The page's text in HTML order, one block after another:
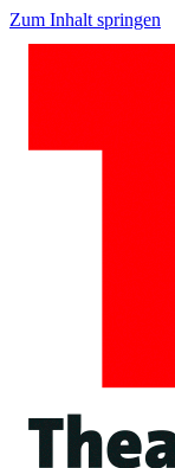
Zum Inhalt springen